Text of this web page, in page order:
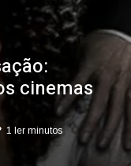
cinemas
1 ler minutos